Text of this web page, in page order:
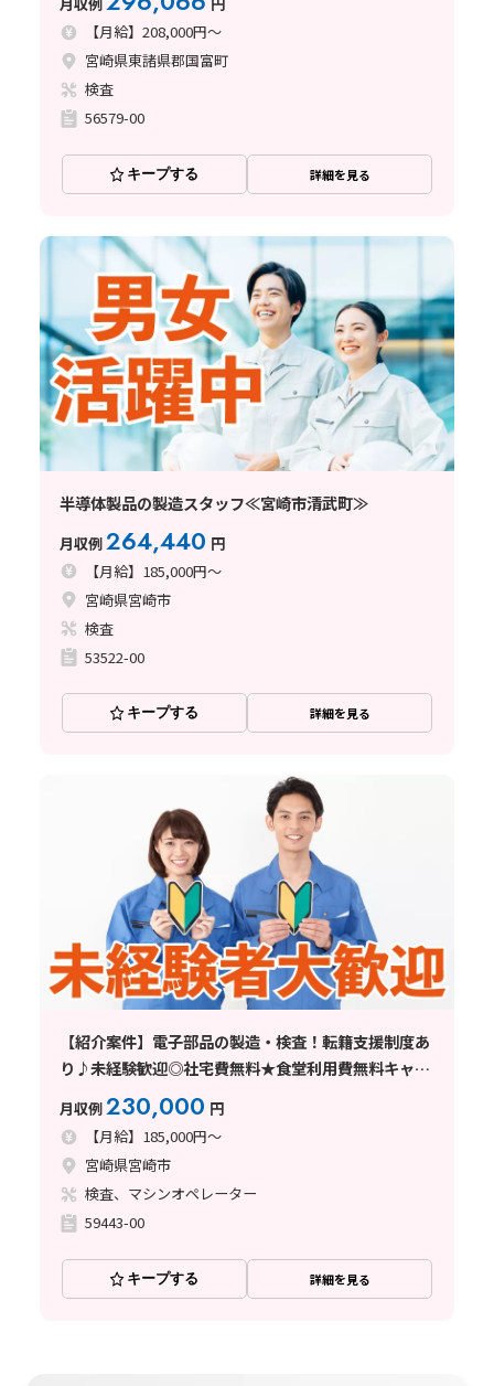
【月給】208,000円～
宮崎県東諸県郡国富町
検査
56579-00
キープする 詳細を見る
半導体製品の製造スタッフ≪宮崎市清武町≫
月収例264,440 円
【月給】185,000円～
宮崎県宮崎市
検査
53522-00
キープする 詳細を見る
【紹介案件】電子部品の製造・検査！転籍支援制度あ
り♪未経験歓迎◎社宅費無料★食堂利用費無料キャン
ペーン★
月収例230,000 円
【月給】185,000円～
宮崎県宮崎市
検査、マシンオペレーター
59443-00
キープする 詳細を見る